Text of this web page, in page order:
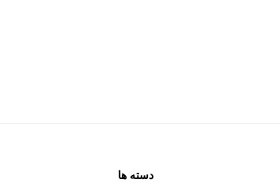
دسته ها